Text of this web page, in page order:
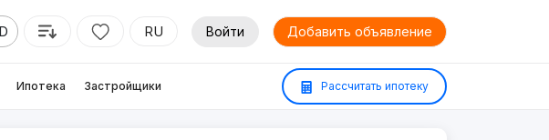
RU Войти Добавить объявление
Ипотека Застройщики Рассчитать ипотеку